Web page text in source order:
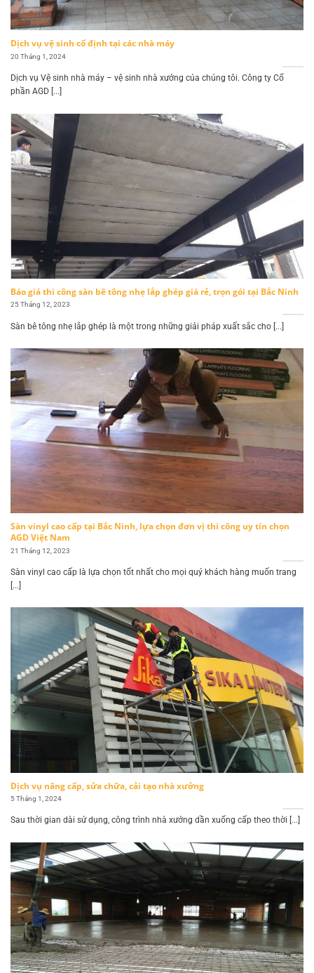
Dịch vụ vệ sinh cố định tại các nhà máy
20 Tháng 1, 2024
Dịch vụ Vệ sinh nhà máy – vệ sinh nhà xưởng của chúng tôi. Công ty Cổ
phần AGD [...]
Báo giá thi công sàn bê tông nhẹ lắp ghép giá rẻ, trọn gói tại Bắc Ninh
25 Tháng 12, 2023
Sàn bê tông nhẹ lắp ghép là một trong những giải pháp xuất sắc cho [...]
Sàn vinyl cao cấp tại Bắc Ninh, lựa chọn đơn vị thi công uy tín chọn
AGD Việt Nam
21 Tháng 12, 2023
Sàn vinyl cao cấp là lựa chọn tốt nhất cho mọi quý khách hàng muốn trang
[...]
Dịch vụ nâng cấp, sửa chữa, cải tạo nhà xưởng
5 Tháng 1, 2024
Sau thời gian dài sử dụng, công trình nhà xưởng dần xuống cấp theo thời [...]